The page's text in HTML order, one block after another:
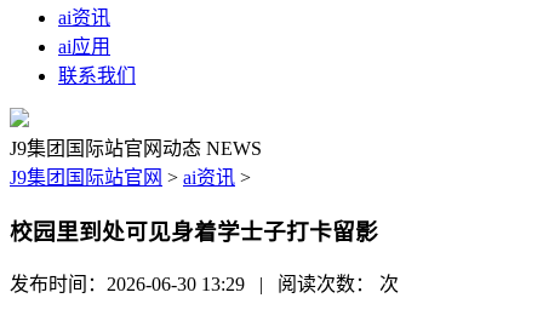
ai资讯
ai应用
联系我们
J9集团国际站官网动态 NEWS
J9集团国际站官网 > ai资讯 >
校园里到处可见身着学士子打卡留影
发布时间：2026-06-30 13:29 | 阅读次数： 次